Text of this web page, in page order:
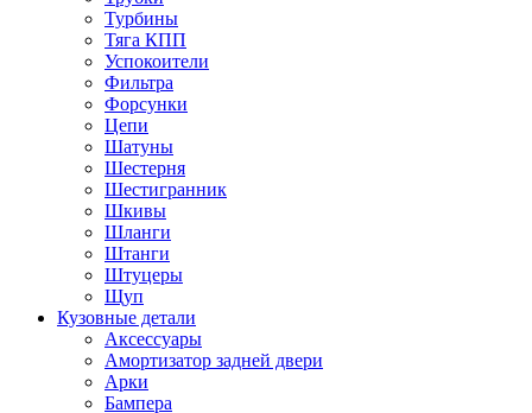
Турбины
Тяга КПП
Успокоители
Фильтра
Форсунки
Цепи
Шатуны
Шестерня
Шестигранник
Шкивы
Шланги
Штанги
Штуцеры
Щуп
Кузовные детали
Аксессуары
Амортизатор задней двери
Арки
Бампера